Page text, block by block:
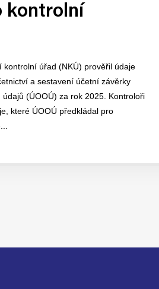
kontrolní
kontrolní úřad (NKÚ) prověřil údaje
a sestavení účetní závěrky
(ÚOOÚ) za rok 2025. Kontroloři
které ÚOOÚ předkládal pro